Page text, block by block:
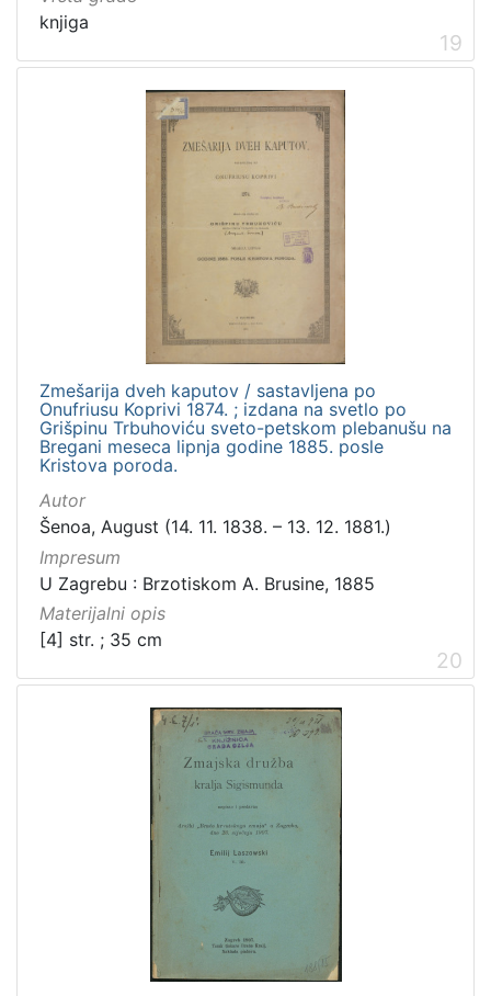
knjiga
19
Zmešarija dveh kaputov / sastavljena po
Onufriusu Koprivi 1874. ; izdana na svetlo po
Grišpinu Trbuhoviću sveto-petskom plebanušu na
Bregani meseca lipnja godine 1885. posle
Kristova poroda.
Autor
Šenoa, August (14. 11. 1838. – 13. 12. 1881.)
Impresum
U Zagrebu : Brzotiskom A. Brusine, 1885
Materijalni opis
[4] str. ; 35 cm
20